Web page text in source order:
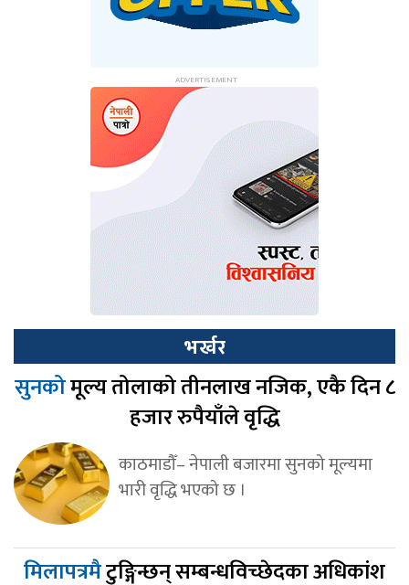
भर्खर
सुनकोमूल्य तोलाको तीनलाख नजिक, एकै दिन ८
हजार रुपैयाँले वृद्धि
काठमाडौँ– नेपाली बजारमा सुनको मूल्यमा
भारी वृद्धि भएको छ ।
मिलापत्रमैटुङ्गिन्छन् सम्बन्धविच्छेदका अधिकांश